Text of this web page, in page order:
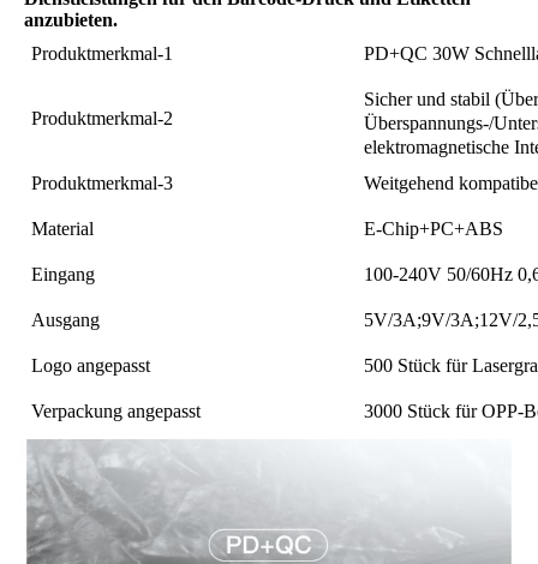
anzubieten.
Produktmerkmal-1
PD+QC 30W
Produktmerkmal-2
Sicher und stabil
Überspannungs-/
elektromagnetische
Produktmerkmal-3
Weitgehend
Material E-Chip+PC+ABS
Eingang 100-240V 50/60Hz
Ausgang 5V/3A;9V/3A;12V/
Logo angepasst 500 Stück für
Verpackung angepasst 3000 Stück für OPP-